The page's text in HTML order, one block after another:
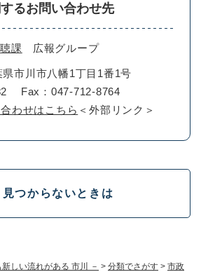
しい流れがある 市川 － > 分類でさがす > 市政
るお問い合わせ先
課 広報グループ
県市川市八幡1丁目1番1号
Fax：047-712-8764
わせはこちら ＜外部リンク＞
見つからないときは